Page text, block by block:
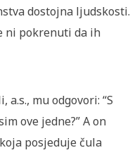
dostojna ljudskosti.
ni pokrenuti da ih
a.s., mu odgovori: “S
ove jedne?” A on
posjeduje čula